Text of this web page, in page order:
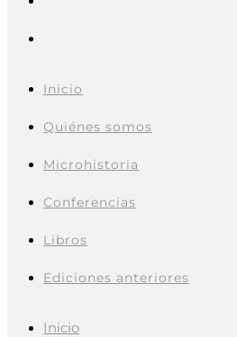
Inicio
Quiénes somos
Microhistoria
Conferencias
Libros
Ediciones anteriores
Inicio